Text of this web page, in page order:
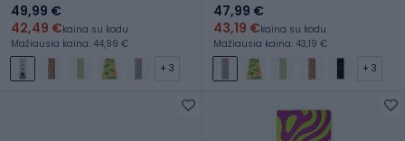
49,99 €
42,49 €kaina su kodu
Mažiausia kaina: 44,99 €
+ 3
47,99 €
43,19 €kaina su kodu
Mažiausia kaina: 43,19 €
+ 3